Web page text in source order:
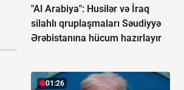
"Al Arabiya": Husilər və İraq
silahlı qruplaşmaları Səudiyyə
Ərəbistanına hücum hazırlayır
01:26